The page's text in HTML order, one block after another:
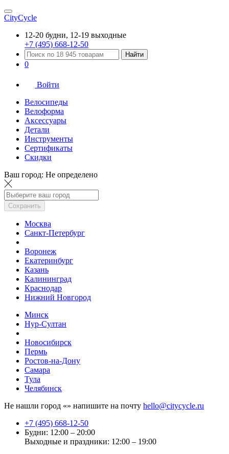
CityCycle
12-20 будни, 12-19 выходные
+7 (495) 668-12-50
Найти
0
Войти
Велосипеды
Велоформа
Аксессуары
Детали
Инструменты
Сертификаты
Скидки
Ваш город: Не определено
Сохранить
Москва
Санкт-Петербург
Воронеж
Екатеринбург
Казань
Калининград
Краснодар
Нижний Новгород
Минск
Нур-Султан
Новосибирск
Пермь
Ростов-на-Дону
Самара
Тула
Челябинск
Не нашли город «» напишите на почту hello@citycycle.ru
+7 (495) 668-12-50
Будни: 12:00 – 20:00
Выходные и праздники: 12:00 – 19:00